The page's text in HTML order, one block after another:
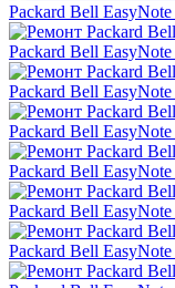
Packard Bell
Packard Bell
Packard Bell
Packard Bell
Packard Bell
Packard Bell
Packard Bell